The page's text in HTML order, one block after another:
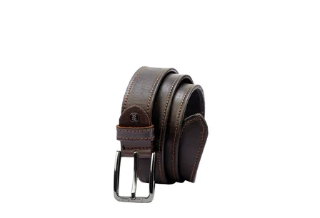
Pánský kožený opasek Pierre Cardin v tmavěhnědé barvě
kůže se zapínáním na přezku.
Skladem
20004
Pierre Cardin